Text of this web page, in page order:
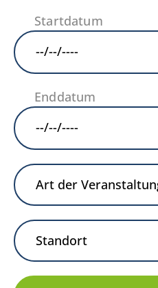
Startdatum
Enddatum